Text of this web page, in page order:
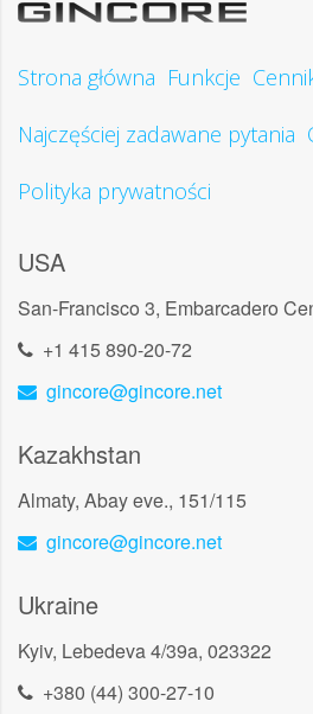
Strona główna Funkcje
Najczęściej zadawane pytania
Polityka prywatności
USA
San-Francisco 3, Embarcadero
+1 415 890-20-72
gincore@gincore.net
Kazakhstan
Almaty, Abay eve., 151/115
gincore@gincore.net
Ukraine
Kyiv, Lebedeva 4/39a, 023322
+380 (44) 300-27-10